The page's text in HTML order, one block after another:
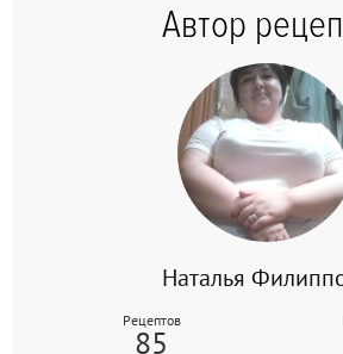
Автор
Наталья
Рецептов
85